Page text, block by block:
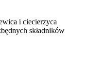
i ciecierzyca
składników